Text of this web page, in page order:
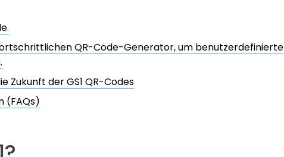
QR-Code-Generator, um benutzerdefinierte
Zukunft der GS1 QR-Codes
(FAQs)